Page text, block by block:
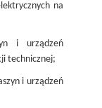
na
i urządzeń
technicznej;
i urządzeń